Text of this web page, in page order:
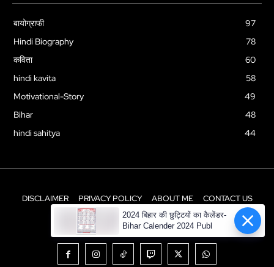
बायोग्राफी
97
Hindi Biography
78
कविता
60
hindi kavita
58
Motivational-Story
49
Bihar
48
hindi sahitya
44
DISCLAIMER PRIVACY POLICY ABOUT ME CONTACT US
© Newspaper WordPress Theme by TagDiv
2024 बिहार की छुट्टियों का कैलेंडर-
Bihar Calender 2024 Publ